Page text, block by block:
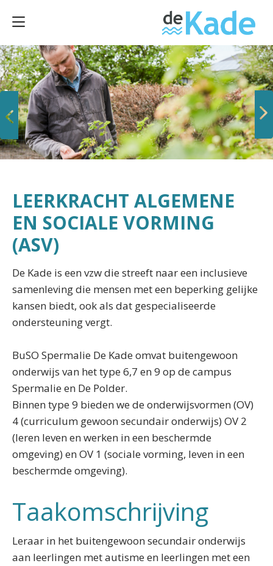
Vorige
Volgende
LEERKRACHT ALGEMENE
EN SOCIALE VORMING
(ASV)
De Kade is een vzw die streeft naar een inclusieve
samenleving die mensen met een beperking gelijke
kansen biedt, ook als dat gespecialiseerde
ondersteuning vergt.
BuSO Spermalie De Kade omvat buitengewoon
onderwijs van het type 6,7 en 9 op de campus
Spermalie en De Polder.
Binnen type 9 bieden we de onderwijsvormen (OV)
4 (curriculum gewoon secundair onderwijs) OV 2
(leren leven en werken in een beschermde
omgeving) en OV 1 (sociale vorming, leven in een
beschermde omgeving).
Taakomschrijving
Leraar in het buitengewoon secundair onderwijs
aan leerlingen met autisme en leerlingen met een